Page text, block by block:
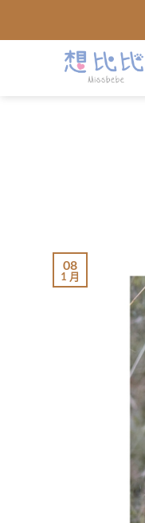
08
1 月